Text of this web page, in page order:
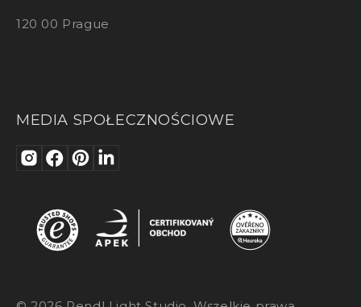
120 00 Prague
MEDIA SPOŁECZNOŚCIOWE